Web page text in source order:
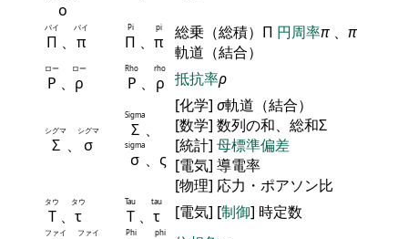
ο
Π
パイ
、 π
パイ
Π
Pi
、 π
pi 総乗（総積）Π 円周率π 、 π
軌道（結合）
Ρ
ロー
、 ρ
ロー
Ρ
Rho
、 ρ
rho
抵抗率ρ
Σ
シグマ
、 σ
シグマ Σ
Sigma
、
σ
sigma
、ς
[化学] σ軌道（結合）
[数学] 数列の和、総和Σ
[統計] 母標準偏差
[電気] 導電率
[物理] 応力・ポアソン比
Τ
タウ
、 τ
タウ
Τ
Tau
、 τ
tau
[電気] [制御] 時定数
ファイ ファイ Phi phi